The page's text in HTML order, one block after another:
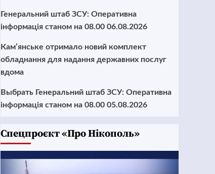
Генеральний штаб ЗСУ: Оперативна
інформація станом на 08.00 06.08.2026
Кам’янське отримало новий комплект
обладнання для надання державних послуг
вдома
Выбрать Генеральний штаб ЗСУ: Оперативна
інформація станом на 08.00 05.08.2026
Cпецпроєкт «Про Нікополь»